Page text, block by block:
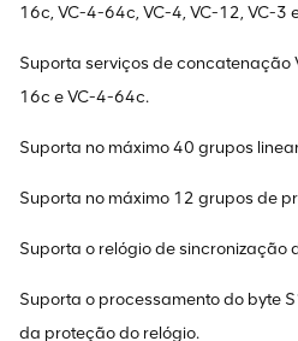
16c, VC-4-64c, VC-4, VC-12, VC-3
Suporta serviços de concatenação
16c e VC-4-64c.
Suporta no máximo 40 grupos
Suporta no máximo 12 grupos de
Suporta o relógio de sincronização
Suporta o processamento do byte
da proteção do relógio.